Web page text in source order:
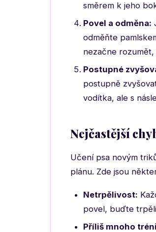
směrem k jeho
Povel a odměna:
odměňte
nezačne
Postupné
postupně
vodítka, ale s
Nejčastější
Učení psa novým
plánu. Zde jsou
Netrpělivost:
povel, buďte
Příliš mnoho